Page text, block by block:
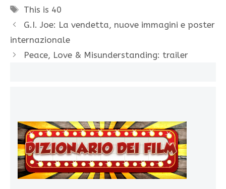
Tag
This is 40
G.I. Joe: La vendetta, nuove immagini e poster
internazionale
Peace, Love & Misunderstanding: trailer